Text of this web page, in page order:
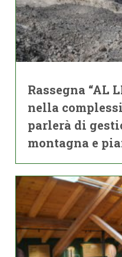
Rassegna “AL
nella
parlerà di
montagna e